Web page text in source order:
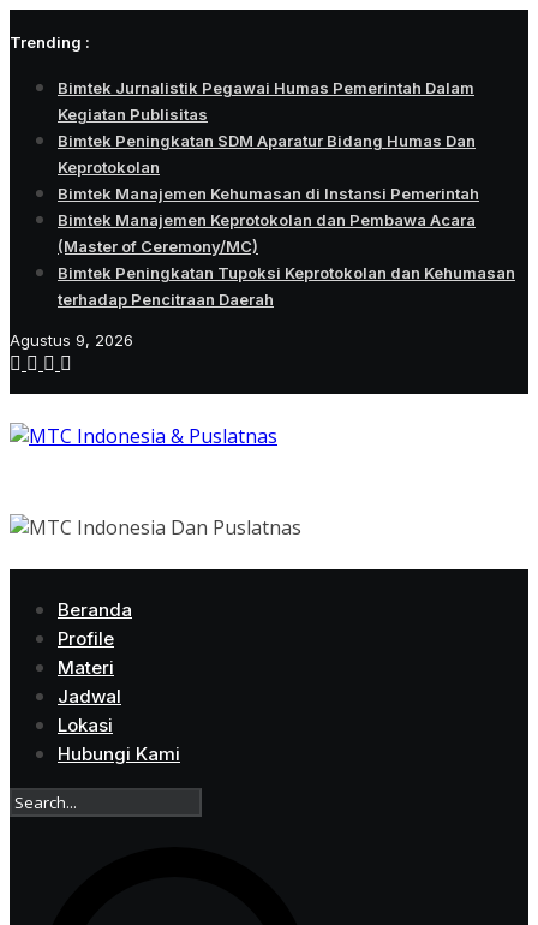
to
Trending :
Bimtek Jurnalistik Pegawai Humas Pemerintah Dalam
Kegiatan Publisitas
Bimtek Peningkatan SDM Aparatur Bidang Humas Dan
Keprotokolan
Bimtek Manajemen Kehumasan di Instansi Pemerintah
Bimtek Manajemen Keprotokolan dan Pembawa Acara
(Master of Ceremony/MC)
Bimtek Peningkatan Tupoksi Keprotokolan dan Kehumasan
terhadap Pencitraan Daerah
Agustus 9, 2026
Beranda
Profile
Materi
Jadwal
Lokasi
Hubungi Kami